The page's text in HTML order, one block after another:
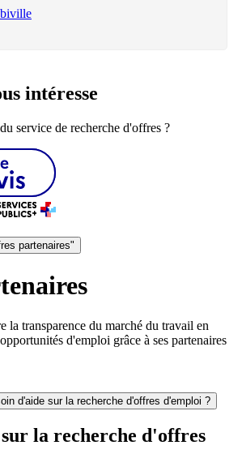
intéresse
service de recherche d'offres ?
partenaires"
la transparence du marché du travail en
d'emploi grâce à ses partenaires
d'aide sur la recherche d'offres d'emploi ?
la recherche d'offres